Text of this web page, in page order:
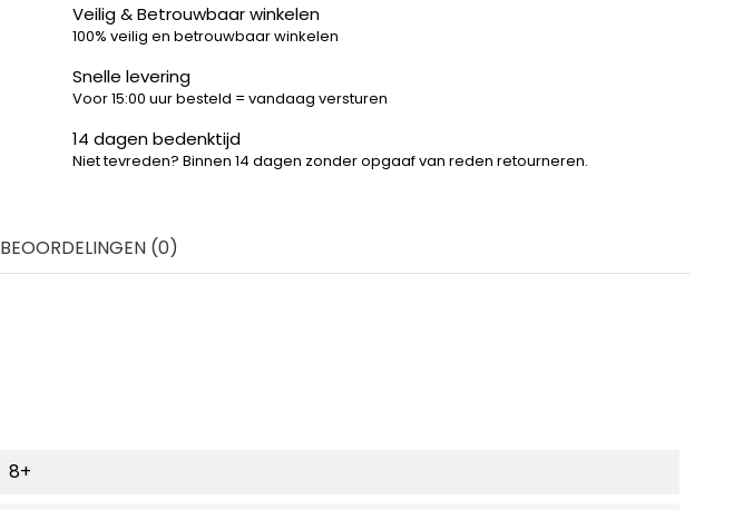
Veilig & Betrouwbaar winkelen
100% veilig en betrouwbaar winkelen
Snelle levering
Voor 15:00 uur besteld = vandaag versturen
14 dagen bedenktijd
Niet tevreden? Binnen 14 dagen zonder opgaaf van reden retourneren.
BEOORDELINGEN (0)
8+